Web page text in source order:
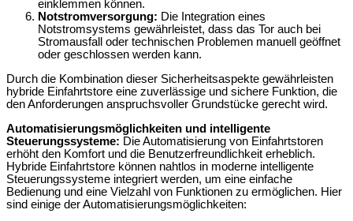
einklemmen können.
Notstromversorgung: Die Integration eines
Notstromsystems gewährleistet, dass das Tor auch bei
Stromausfall oder technischen Problemen manuell geöffnet
oder geschlossen werden kann.
Durch die Kombination dieser Sicherheitsaspekte gewährleisten
hybride Einfahrtstore eine zuverlässige und sichere Funktion, die
den Anforderungen anspruchsvoller Grundstücke gerecht wird.
Automatisierungsmöglichkeiten und intelligente
Steuerungssysteme: Die Automatisierung von Einfahrtstoren
erhöht den Komfort und die Benutzerfreundlichkeit erheblich.
Hybride Einfahrtstore können nahtlos in moderne intelligente
Steuerungssysteme integriert werden, um eine einfache
Bedienung und eine Vielzahl von Funktionen zu ermöglichen. Hier
sind einige der Automatisierungsmöglichkeiten: